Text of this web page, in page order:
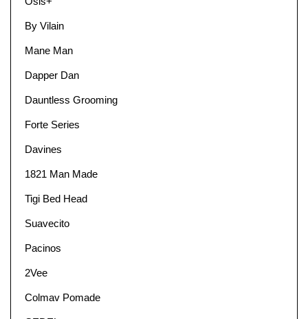
By Vilain
Mane Man
Dapper Dan
Dauntless Grooming
Forte Series
Davines
1821 Man Made
Tigi Bed Head
Suavecito
Pacinos
2Vee
Colmav Pomade